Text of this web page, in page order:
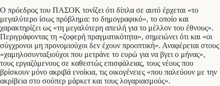
Ο πρόεδρος του ΠΑΣΟΚ τονίζει ότι δίπλα σε αυτό έρχεται «το
μεγαλύτερο ίσως πρόβλημα: το δημογραφικό», το οποίο και
χαρακτηρίζει ως «τη μεγαλύτερη απειλή για το μέλλον του έθνους».
Περιγράφοντας τη «ζοφερή πραγματικότητα», σημειώνει ότι και «οι
σύγχρονοι μη προνομιούχοι δεν έχουν προοπτική». Αναφέρεται στους
«χαμηλοσυνταξιούχοι που μετράνε το ευρώ για να βγει ο μήνας»,
τους εργαζόμενους σε καθεστώς επισφάλειας, τους νέους που
βρίσκουν μόνο ακριβά ενοίκια, τις οικογένειες «που παλεύουν με την
ακρίβεια στο σούπερ μάρκετ και τους λογαριασμούς».